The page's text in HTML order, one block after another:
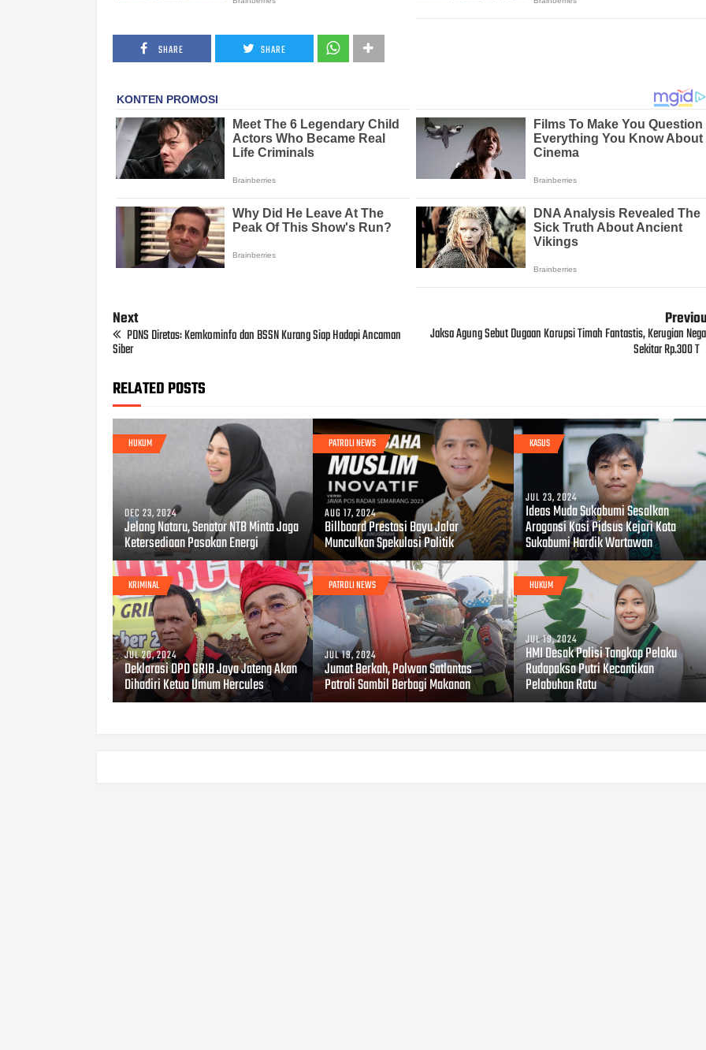
SHARE SHARE
Next
PDNS Diretas: Kemkominfo dan BSSN Kurang Siap Hadapi Ancaman
Siber
Jaksa Agung Sebut Dugaan Korupsi Timah Fantastis, Kerugian
Sekitar Rp.300 T
RELATED POSTS
HUKUM
DEC 23, 2024
Jelang Nataru, Senator NTB Minta Jaga
Ketersediaan Pasokan Energi
PATROLI NEWS
AUG 17, 2024
Billboard Prestasi Bayu Jalar
Munculkan Spekulasi Politik
KASUS
JUL 23, 2024
Ideas Muda Sukabumi Sesalkan
Arogansi Kasi Pidsus Kejari Kota
Sukabumi Hardik Wartawan
KRIMINAL
JUL 20, 2024
Deklarasi DPD GRIB Jaya Jateng Akan
Dihadiri Ketua Umum Hercules
PATROLI NEWS
JUL 19, 2024
Jumat Berkah, Polwan Satlantas
Patroli Sambil Berbagi Makanan
HUKUM
JUL 19, 2024
HMI Desak Polisi Tangkap Pelaku
Rudapaksa Putri Kecantikan
Pelabuhan Ratu